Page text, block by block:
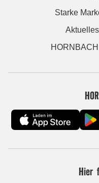
Starke
Hier